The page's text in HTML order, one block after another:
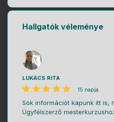
Hallgatók véleménye
LUKÁCS RITA
15 napja
Sok információt kapunk itt is,
Ügyfélszerző